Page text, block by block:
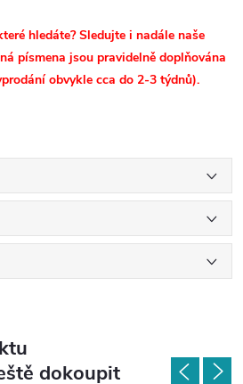
hledáte? Sledujte i nadále naše
písmena jsou pravidelně doplňována
obvykle cca do 2-3 týdnů).
dokoupit